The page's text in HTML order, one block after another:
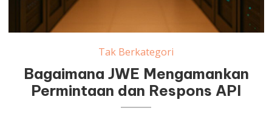
Tak Berkategori
Bagaimana JWE Mengamankan
Permintaan dan Respons API